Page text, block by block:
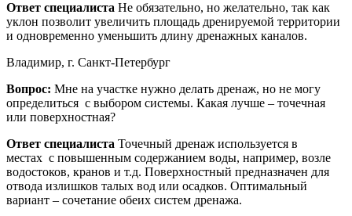
Ответ специалиста Не обязательно, но желательно, так как
уклон позволит увеличить площадь дренируемой территории
и одновременно уменьшить длину дренажных каналов.
Владимир, г. Санкт-Петербург
Вопрос: Мне на участке нужно делать дренаж, но не могу
определиться с выбором системы. Какая лучше – точечная
или поверхностная?
Ответ специалиста Точечный дренаж используется в
местах с повышенным содержанием воды, например, возле
водостоков, кранов и т.д. Поверхностный предназначен для
отвода излишков талых вод или осадков. Оптимальный
вариант – сочетание обеих систем дренажа.